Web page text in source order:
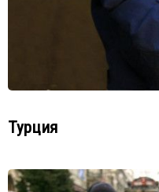
Турция